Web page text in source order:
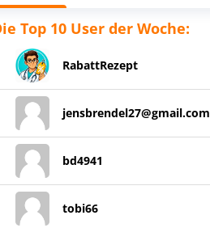
Top 10 User der Woche:
RabattRezept
jensbrendel27@gmail.com
bd4941
tobi66